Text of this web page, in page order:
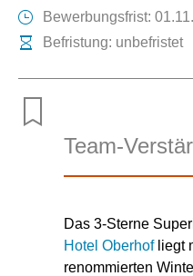
Bewerbungsfrist:
Befristung: unbefristet
Team-
Das 3-Sterne
Hotel Oberhofliegt
renommierten